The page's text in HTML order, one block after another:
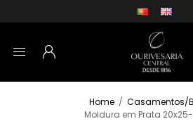
Home / Casamentos/
Moldura em Prata